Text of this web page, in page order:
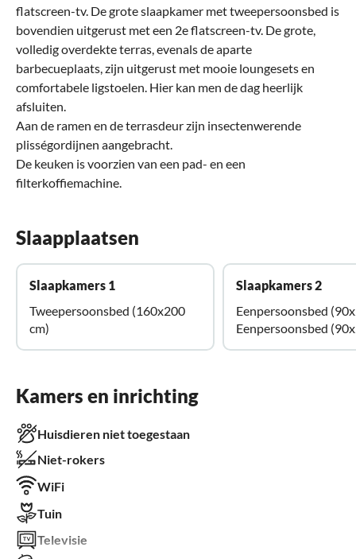
flatscreen-tv. De grote slaapkamer met tweepersoonsbed is
bovendien uitgerust met een 2e flatscreen-tv. De grote,
volledig overdekte terras, evenals de aparte
barbecueplaats, zijn uitgerust met mooie loungesets en
comfortabele ligstoelen. Hier kan men de dag heerlijk
afsluiten.
Aan de ramen en de terrasdeur zijn insectenwerende
plisségordijnen aangebracht.
De keuken is voorzien van een pad- en een
filterkoffiemachine.
Slaapplaatsen
Slaapkamers 1
Tweepersoonsbed (160x200
cm)
Slaapkamers 2
Eenpersoonsbed
Eenpersoonsbed
Kamers en inrichting
Huisdieren niet toegestaan
Niet-rokers
WiFi
Tuin
Televisie